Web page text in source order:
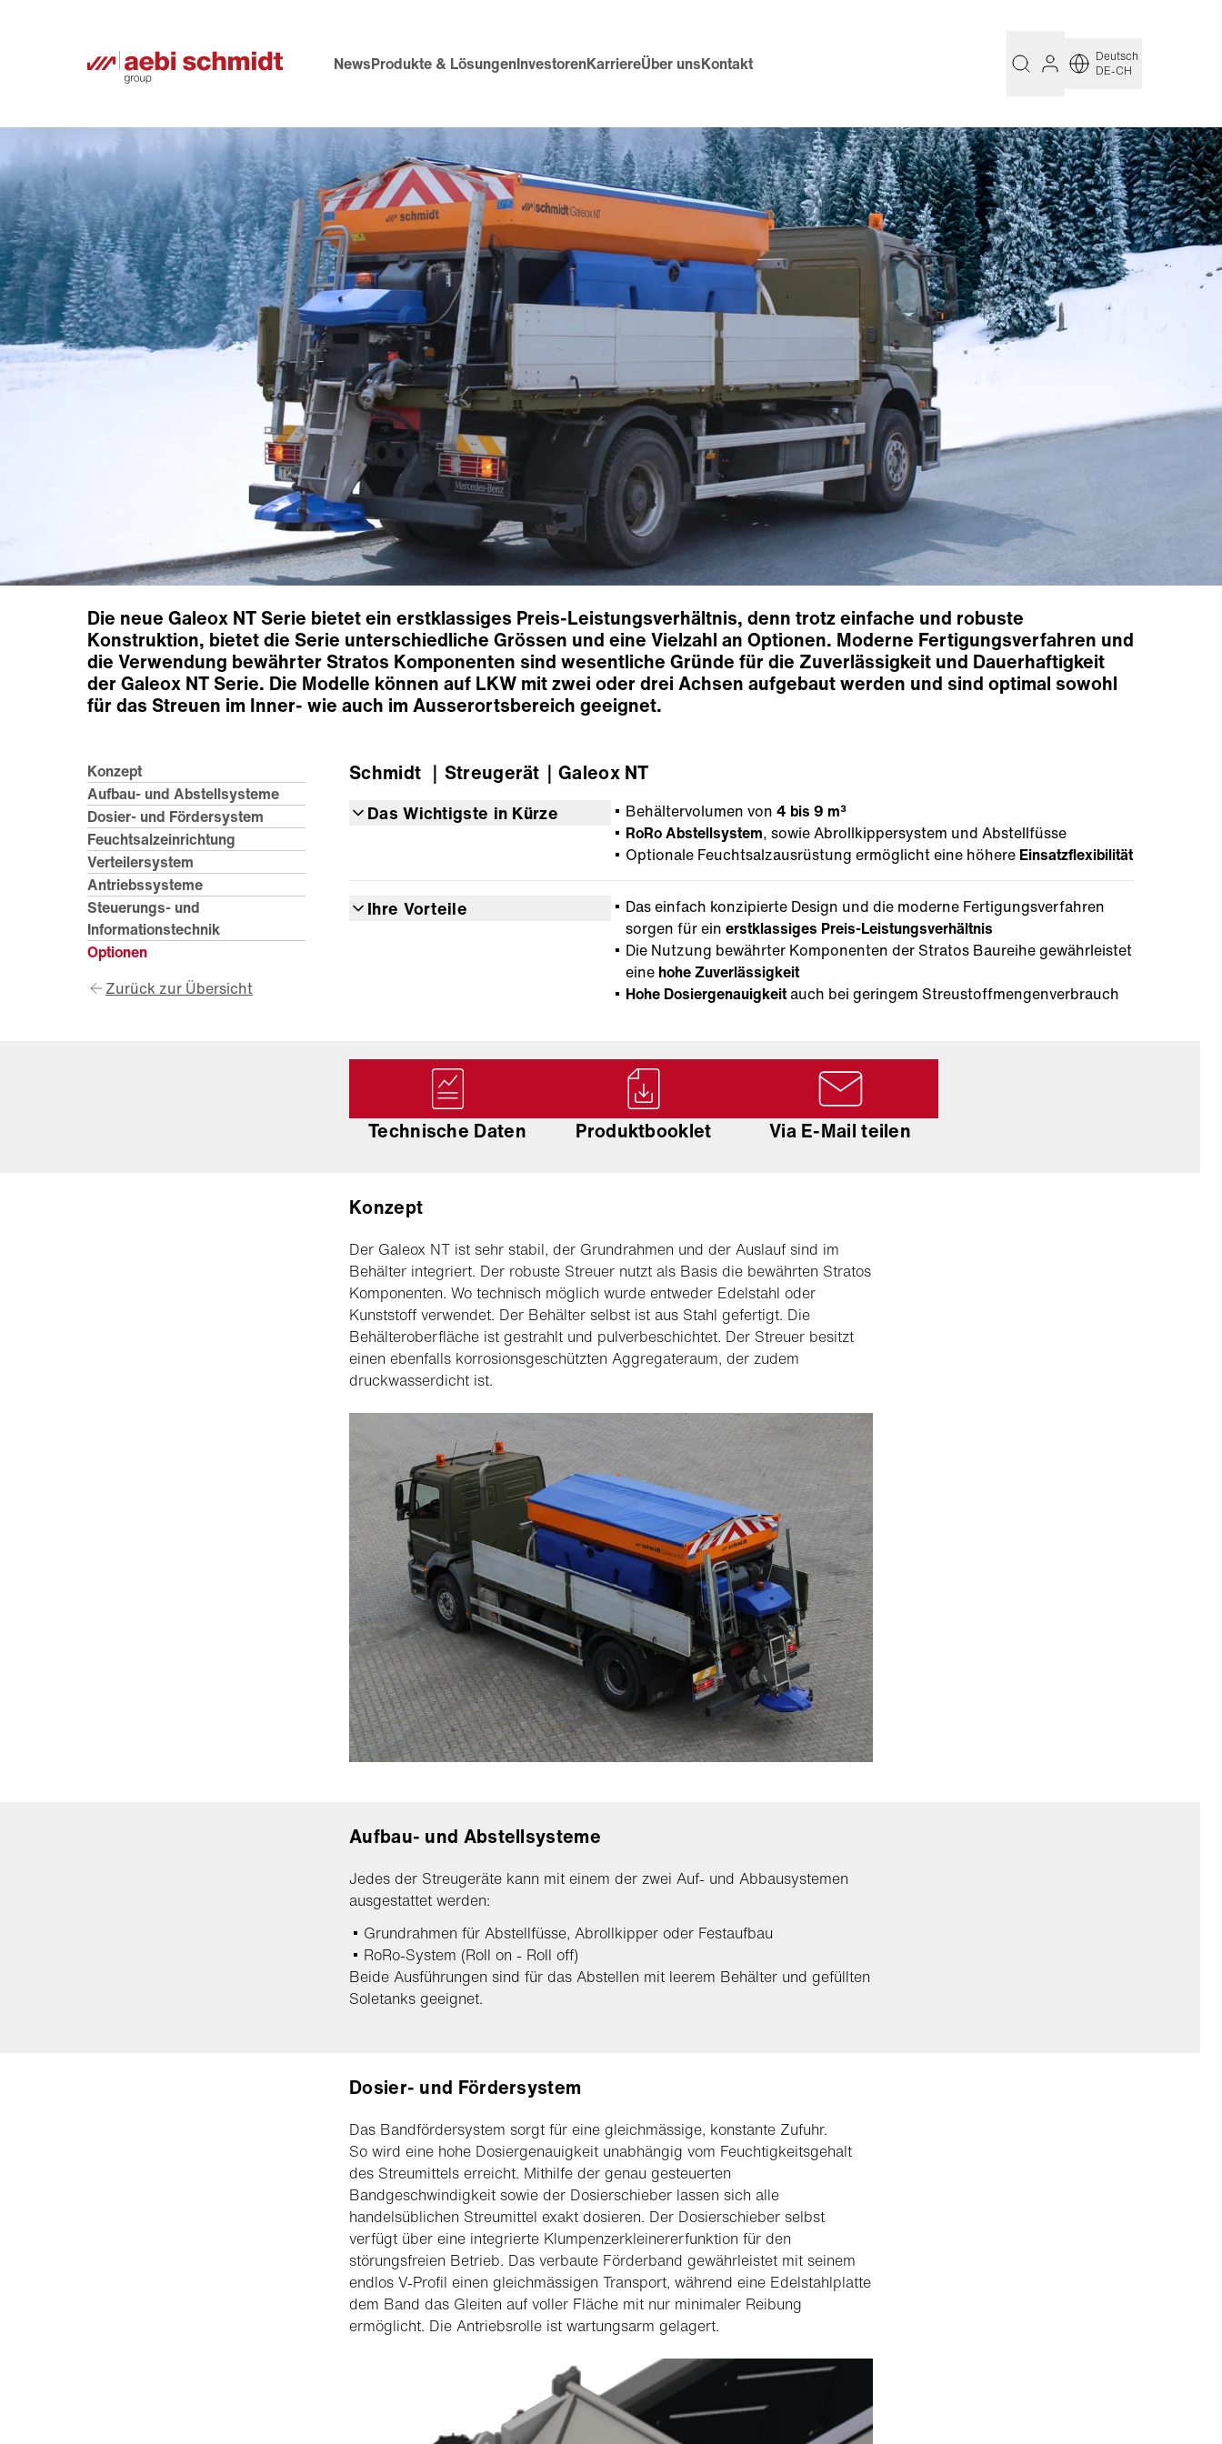
NewsProdukte & LösungenInvestorenKarriereÜber unsKontakt
Deutsch
DE-CH
Die neue Galeox NT Serie bietet ein erstklassiges Preis-Leistungsverhältnis, denn trotz einfache und robuste
Konstruktion, bietet die Serie unterschiedliche Grössen und eine Vielzahl an Optionen. Moderne Fertigungsverfahren und
die Verwendung bewährter Stratos Komponenten sind wesentliche Gründe für die Zuverlässigkeit und Dauerhaftigkeit
der Galeox NT Serie. Die Modelle können auf LKW mit zwei oder drei Achsen aufgebaut werden und sind optimal sowohl
für das Streuen im Inner- wie auch im Ausserortsbereich geeignet.
Konzept
Aufbau- und Abstellsysteme
Dosier- und Fördersystem
Feuchtsalzeinrichtung
Verteilersystem
Antriebssysteme
Steuerungs- und
Informationstechnik
Optionen
Zurück zur Übersicht
Schmidt ｜Streugerät ｜Galeox NT
Das Wichtigste in Kürze Behältervolumen von 4 bis 9 m³
RoRo Abstellsystem, sowie Abrollkippersystem und Abstellfüsse
Optionale Feuchtsalzausrüstung ermöglicht eine höhere Einsatzflexibilität
Ihre Vorteile
Das einfach konzipierte Design und die moderne Fertigungsverfahren
sorgen für ein erstklassiges Preis-Leistungsverhältnis
Die Nutzung bewährter Komponenten der Stratos Baureihe gewährleistet
eine hohe Zuverlässigkeit
Hohe Dosiergenauigkeitauch bei geringem Streustoffmengenverbrauch
Technische Daten Produktbooklet Via E-Mail teilen
Konzept
Der Galeox NT ist sehr stabil, der Grundrahmen und der Auslauf sind im
Behälter integriert. Der robuste Streuer nutzt als Basis die bewährten Stratos
Komponenten. Wo technisch möglich wurde entweder Edelstahl oder
Kunststoff verwendet. Der Behälter selbst ist aus Stahl gefertigt. Die
Behälteroberfläche ist gestrahlt und pulverbeschichtet. Der Streuer besitzt
einen ebenfalls korrosionsgeschützten Aggregateraum, der zudem
druckwasserdicht ist.
Aufbau- und Abstellsysteme
Jedes der Streugeräte kann mit einem der zwei Auf- und Abbausystemen
ausgestattet werden:
Grundrahmen für Abstellfüsse, Abrollkipper oder Festaufbau
RoRo-System (Roll on - Roll off)
Beide Ausführungen sind für das Abstellen mit leerem Behälter und gefüllten
Soletanks geeignet.
Dosier- und Fördersystem
Das Bandfördersystem sorgt für eine gleichmässige, konstante Zufuhr.
So wird eine hohe Dosiergenauigkeit unabhängig vom Feuchtigkeitsgehalt
des Streumittels erreicht. Mithilfe der genau gesteuerten
Bandgeschwindigkeit sowie der Dosierschieber lassen sich alle
handelsüblichen Streumittel exakt dosieren. Der Dosierschieber selbst
verfügt über eine integrierte Klumpenzerkleinererfunktion für den
störungsfreien Betrieb. Das verbaute Förderband gewährleistet mit seinem
endlos V-Profil einen gleichmässigen Transport, während eine Edelstahlplatte
dem Band das Gleiten auf voller Fläche mit nur minimaler Reibung
ermöglicht. Die Antriebsrolle ist wartungsarm gelagert.